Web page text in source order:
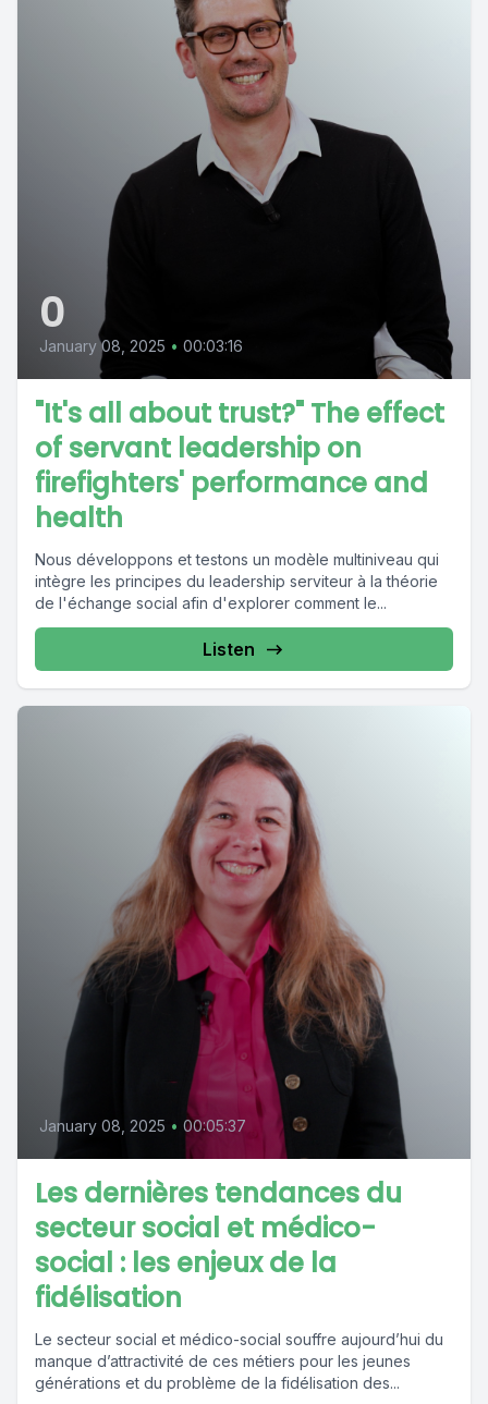
0
January 08, 2025 • 00:03:16
"It's all about trust?" The effect
of servant leadership on
firefighters' performance and
health
Nous développons et testons un modèle multiniveau qui
intègre les principes du leadership serviteur à la théorie
de l'échange social afin d'explorer comment le...
Listen
January 08, 2025 • 00:05:37
Les dernières tendances du
secteur social et médico-
social : les enjeux de la
fidélisation
Le secteur social et médico-social souffre aujourd’hui du
manque d’attractivité de ces métiers pour les jeunes
générations et du problème de la fidélisation des...